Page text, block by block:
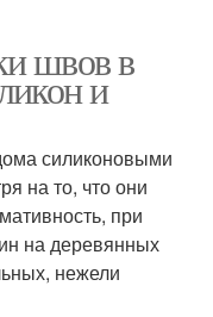
швов в
и
силиконовыми
на то, что они
при
на деревянных
нежели